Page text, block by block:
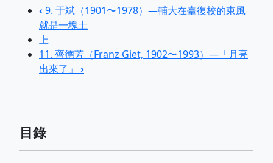
‹ 9. 于斌（1901〜1978）—輔大在臺復校的東風
就是一塊土
上
11. 齊德芳（Franz Giet, 1902〜1993）—「月亮
出來了」 ›
目錄